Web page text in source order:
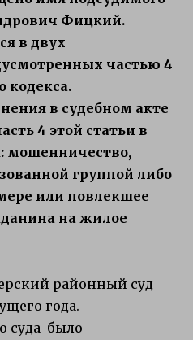
Фицкий.
в двух
частью 4
кодекса.
в судебном акте
4 этой статьи в
мошенничество,
группой либо
или повлекшее
на жилое
районный суд
года.
суда было